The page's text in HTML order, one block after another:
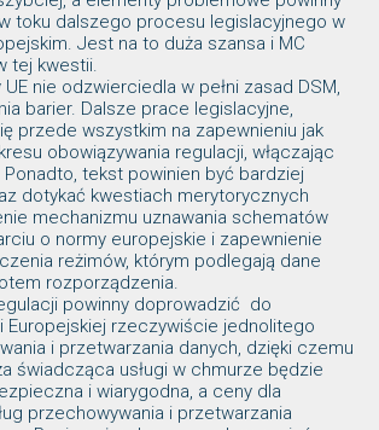
toku dalszego procesu legislacyjnego w
Jest na to duża szansa i MC
tej kwestii.
nie odzwierciedla w pełni zasad DSM,
barier. Dalsze prace legislacyjne,
przede wszystkim na zapewnieniu jak
obowiązywania regulacji, włączając
tekst powinien być bardziej
dotykać kwestiach merytorycznych
mechanizmu uznawania schematów
o normy europejskie i zapewnienie
reżimów, którym podlegają dane
rozporządzenia.
powinny doprowadzić do
Europejskiej rzeczywiście jednolitego
i przetwarzania danych, dzięki czemu
świadcząca usługi w chmurze będzie
i wiarygodna, a ceny dla
przechowywania i przetwarzania